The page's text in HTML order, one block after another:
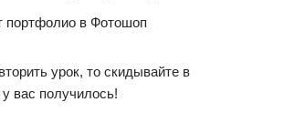
портфолио в Фотошоп
урок, то скидывайте в
вас получилось!